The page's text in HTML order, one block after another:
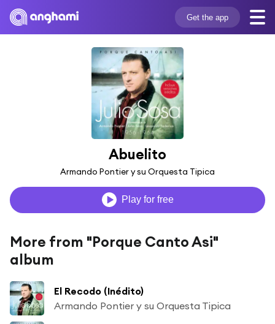
Get the app
Abuelito
Armando Pontier y su Orquesta Tipica
Play for free
More from "Porque Canto Asi"
album
El Recodo (Inédito)
Armando Pontier y su Orquesta Tipica